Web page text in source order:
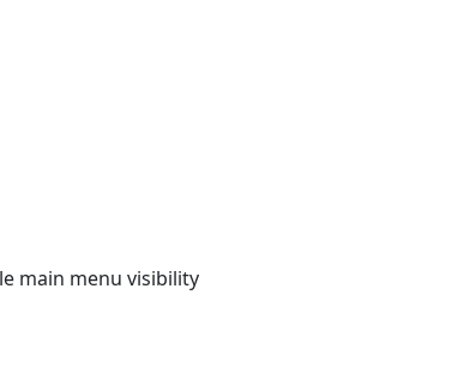
main menu visibility